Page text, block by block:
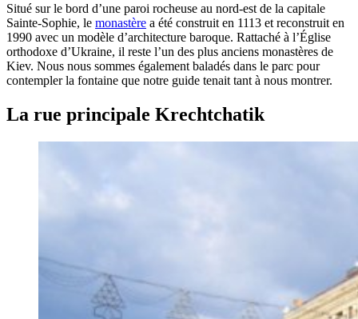
Situé sur le bord d’une paroi rocheuse au nord-est de la capitale
Sainte-Sophie, le monastère a été construit en 1113 et reconstruit en
1990 avec un modèle d’architecture baroque. Rattaché à l’Église
orthodoxe d’Ukraine, il reste l’un des plus anciens monastères de
Kiev. Nous nous sommes également baladés dans le parc pour
contempler la fontaine que notre guide tenait tant à nous montrer.
La rue principale Krechtchatik